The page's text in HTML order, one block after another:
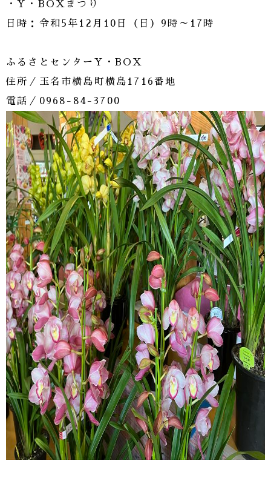
・Y・BOXまつり
日時：令和5年12月10日（日）9時～17時
ふるさとセンターY・BOX
住所／玉名市横島町横島1716番地
電話／0968-84-3700